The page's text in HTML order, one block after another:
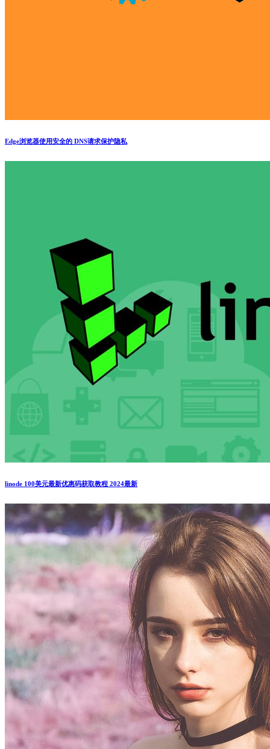
Edge浏览器使用安全的 DNS请求保护隐私
linode 100美元最新优惠码获取教程 2024最新